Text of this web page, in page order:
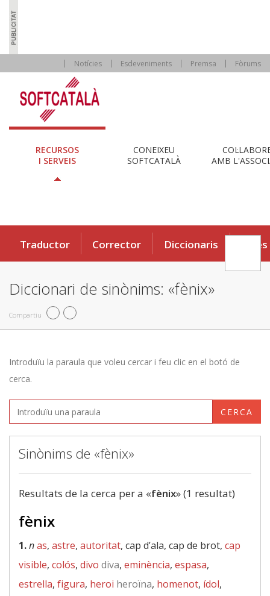
Notícies Esdeveniments Premsa Fòrums
RECURSOS
I SERVEIS
CONEIXEU
SOFTCATALÀ
AMB
Traductor Corrector Diccionaris Eines
Diccionari de sinònims: «fènix»
Compartiu
Introduïu la paraula que voleu cercar i feu clic en el botó de
cerca.
CERCA
Sinònims de «fènix»
Resultats de la cerca per a «fènix» (1 resultat)
fènix
1.nas, astre, autoritat, cap d’ala, cap de brot, cap
visible, colós, divo diva, eminència, espasa,
estrella, figura, heroi heroïna, homenot, ídol,